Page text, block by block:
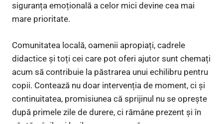
siguranța emoțională a celor mici devine cea mai
mare prioritate.
Comunitatea locală, oamenii apropiați, cadrele
didactice și toți cei care pot oferi ajutor sunt chemați
acum să contribuie la păstrarea unui echilibru pentru
copii. Contează nu doar intervenția de moment, ci și
continuitatea, promisiunea că sprijinul nu se oprește
după primele zile de durere, ci rămâne prezent și în